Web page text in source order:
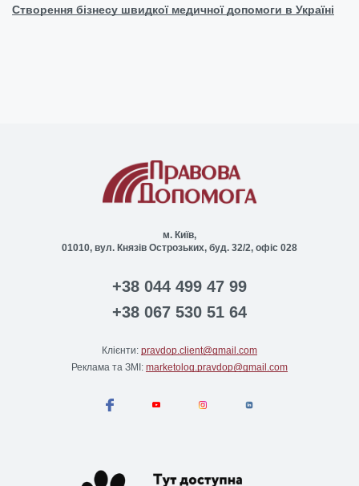
Створення бізнесу швидкої медичної допомоги в Україні
м. Київ,
01010, вул. Князів Острозьких, буд. 32/2, офіс 028
+38 044 499 47 99
+38 067 530 51 64
Клієнти: pravdop.client@gmail.com
Реклама та ЗМІ: marketolog.pravdop@gmail.com